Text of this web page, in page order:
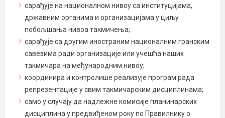
сарађује на националном нивоу са институцијама,
државним органима и организацијама у циљу
побољшања нивоа такмичења;
сарађује са другим иностраним националним гранским
савезима ради организације или учешћа наших
такмичара на међународним нивоу;
координира и контролише реализује програм рада
репрезентације у свим такмичарским дисциплинама;
само у случају да надлежне комисије планинарских
дисциплина у предвиђеном року по Правилнику о